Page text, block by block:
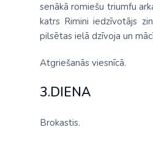
senākā romiešu triumfu
katrs Rimini iedzīvotājs
pilsētas ielā dzīvoja un
Atgriešanās viesnīcā.
3.DIENA
Brokastis.